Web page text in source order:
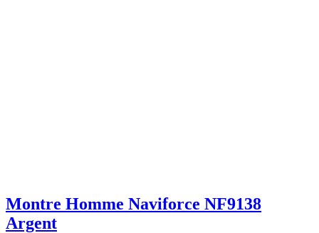
Montre Homme Naviforce NF9138
Argent